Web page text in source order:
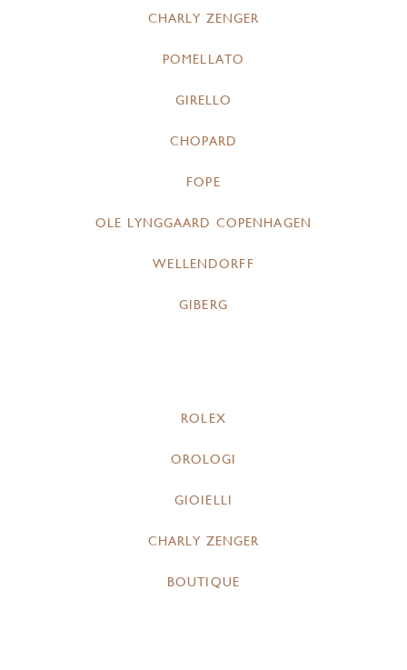
CHARLY ZENGER
POMELLATO
GIRELLO
CHOPARD
FOPE
OLE LYNGGAARD COPENHAGEN
WELLENDORFF
GIBERG
ROLEX
OROLOGI
GIOIELLI
CHARLY ZENGER
BOUTIQUE